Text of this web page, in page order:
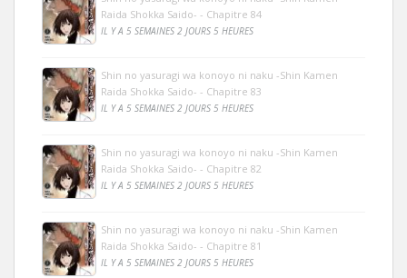
Raida Shokka Saido- - Chapitre 84
IL Y A 5 SEMAINES 2 JOURS 5 HEURES
Shin no yasuragi wa konoyo ni naku -Shin Kamen
Raida Shokka Saido- - Chapitre 83
IL Y A 5 SEMAINES 2 JOURS 5 HEURES
Shin no yasuragi wa konoyo ni naku -Shin Kamen
Raida Shokka Saido- - Chapitre 82
IL Y A 5 SEMAINES 2 JOURS 5 HEURES
Shin no yasuragi wa konoyo ni naku -Shin Kamen
Raida Shokka Saido- - Chapitre 81
IL Y A 5 SEMAINES 2 JOURS 5 HEURES